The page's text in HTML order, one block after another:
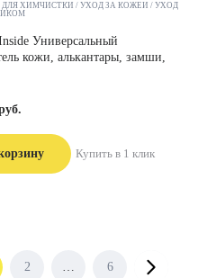
ХИМЧИСТКИ УХОД ЗА КОЖЕЙ
УХОД
Универсальный
кожи, алькантары, замши,
Купить в 1 клик
2 … 6